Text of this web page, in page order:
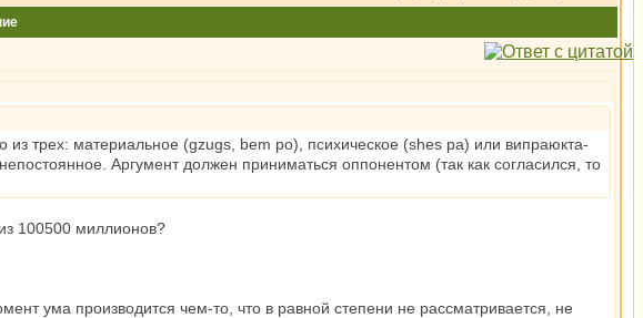
трех: материальное (gzugs, bem po), психическое (shes pa) или випраюкта-
Аргумент должен приниматься оппонентом (так как согласился, то
100500 миллионов?
ума производится чем-то, что в равной степени не рассматривается, не